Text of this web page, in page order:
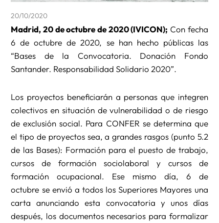
20/10/2020
Madrid, 20 de octubre de 2020 (IVICON); Con fecha
6 de octubre de 2020, se han hecho públicas las
“Bases de la Convocatoria. Donación Fondo
Santander. Responsabilidad Solidario 2020”.
Los proyectos beneficiarán a personas que integren
colectivos en situación de vulnerabilidad o de riesgo
de exclusión social. Para CONFER se determina que
el tipo de proyectos sea, a grandes rasgos (punto 5.2
de las Bases): Formación para el puesto de trabajo,
cursos de formación sociolaboral y cursos de
formación ocupacional. Ese mismo día, 6 de
octubre se envió a todos los Superiores Mayores una
carta anunciando esta convocatoria y unos días
después, los documentos necesarios para formalizar